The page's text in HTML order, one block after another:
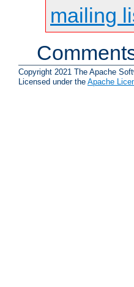
mailing
Copyright 2021 The Apache
Licensed under the Apache